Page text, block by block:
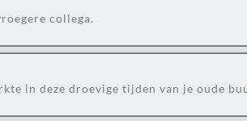
collega.
in deze droevige tijden van je oude